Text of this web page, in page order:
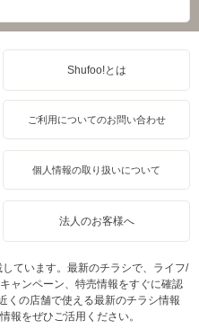
Shufoo!とは
ご利用についてのお問い合わせ
個人情報の取り扱いについて
法人のお客様へ
ています。最新のチラシで、ライフ/
ャンペーン、特売情報をすぐに確認
くの店舗で使える最新のチラシ情報
報をぜひご活用ください。